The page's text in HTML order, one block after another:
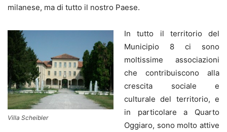
milanese, ma di tutto il nostro Paese.
Villa Scheibler
In tutto il territorio del
Municipio 8 ci sono
moltissime associazioni
che contribuiscono alla
crescita sociale e
culturale del territorio, e
in particolare a Quarto
Oggiaro, sono molto attive